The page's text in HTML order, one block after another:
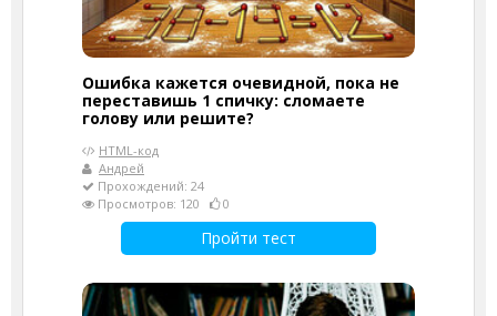
Ошибка кажется очевидной, пока не
переставишь 1 спичку: сломаете
голову или решите?
HTML-код
Андрей
Прохождений: 24
Просмотров: 120
0
Пройти тест